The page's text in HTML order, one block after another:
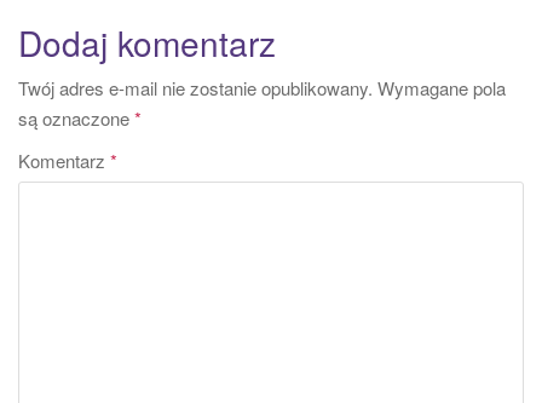
Dodaj komentarz
Twój adres e-mail nie zostanie opublikowany. Wymagane pola
są oznaczone*
Komentarz *